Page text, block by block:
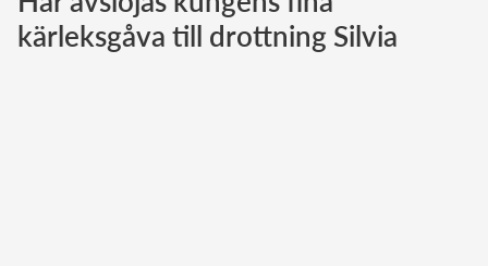
Norska kungahuset
kärleksgåva till drottning Silvia